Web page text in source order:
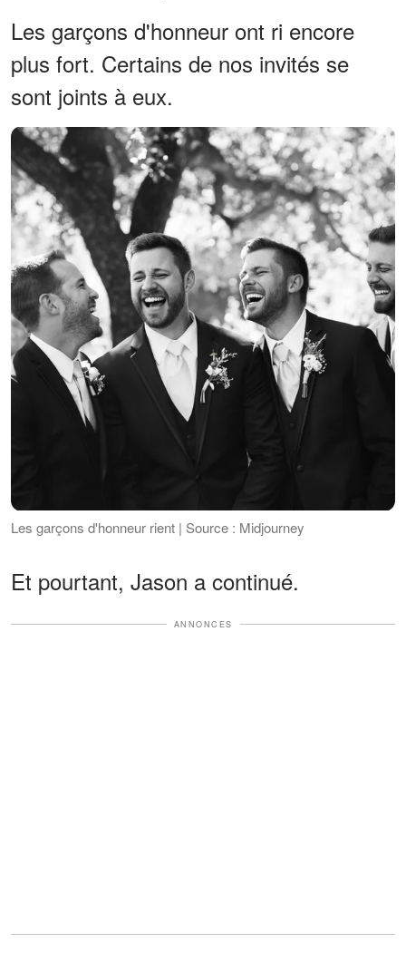
Les garçons d'honneur ont ri encore
plus fort. Certains de nos invités se
sont joints à eux.
Les garçons d'honneur rient | Source : Midjourney
Et pourtant, Jason a continué.
ANNONCES